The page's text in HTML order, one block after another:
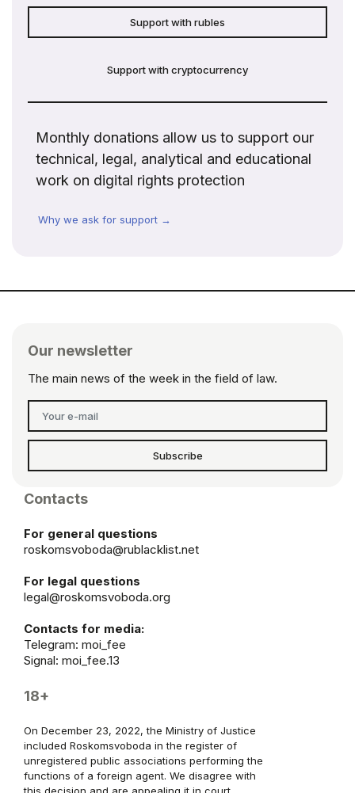
Support with rubles
Support with cryptocurrency
Monthly donations allow us to support our
technical, legal, analytical and educational
work on digital rights protection
Why we ask for support →
Our newsletter
The main news of the week in the field of law.
Subscribe
Contacts
For general questions
roskomsvoboda@rublacklist.net
For legal questions
legal@roskomsvoboda.org
Contacts for media:
Telegram: moi_fee
Signal: moi_fee.13
18+
On December 23, 2022, the Ministry of Justice
included Roskomsvoboda in the register of
unregistered public associations performing the
functions of a foreign agent. We disagree with